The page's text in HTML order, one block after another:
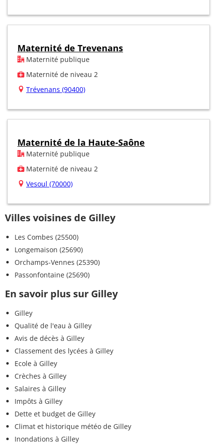
Maternité de Trevenans
Maternité publique
Maternité de niveau 2
Trévenans (90400)
Maternité de la Haute-Saône
Maternité publique
Maternité de niveau 2
Vesoul (70000)
Villes voisines de Gilley
Les Combes (25500)
Longemaison (25690)
Orchamps-Vennes (25390)
Passonfontaine (25690)
En savoir plus sur Gilley
Gilley
Qualité de l'eau à Gilley
Avis de décès à Gilley
Classement des lycées à Gilley
Ecole à Gilley
Crèches à Gilley
Salaires à Gilley
Impôts à Gilley
Dette et budget de Gilley
Climat et historique météo de Gilley
Inondations à Gilley